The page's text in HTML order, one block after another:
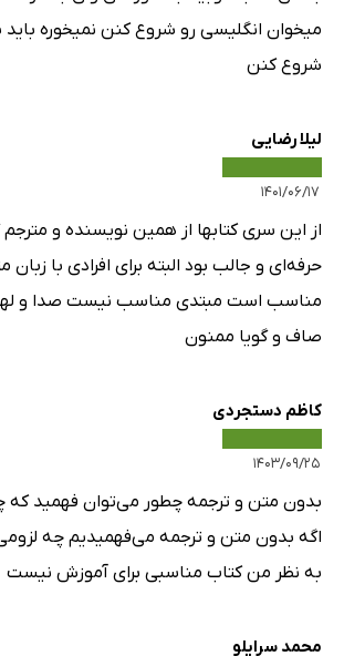
میخوان انگلیسی رو شروع کنن نمیخوره باید
شروع کنن
لیلا رضایی
۱۴۰۱/۰۶/۱۷
از این سری کتابها از همین نویسنده و
حرفه‌ای و جالب بود البته برای افرادی با زبان
مناسب است مبتدی مناسب نیست صدا و
صاف و گویا ممنون
کاظم دستجردی
۱۴۰۳/۰۹/۲۵
بدون متن و ترجمه چطور می‌توان فهمید
اگه بدون متن و ترجمه می‌فهمیدیم چه
به نظر من کتاب مناسبی برای آموزش نیست
محمد سرایلو